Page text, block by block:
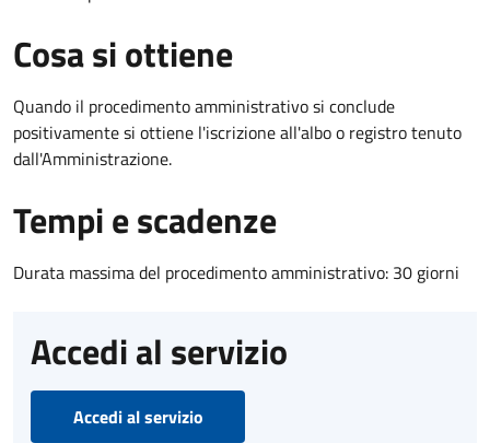
Cosa si ottiene
Quando il procedimento amministrativo si conclude
positivamente si ottiene l'iscrizione all'albo o registro tenuto
dall'Amministrazione.
Tempi e scadenze
Durata massima del procedimento amministrativo: 30 giorni
Accedi al servizio
Accedi al servizio